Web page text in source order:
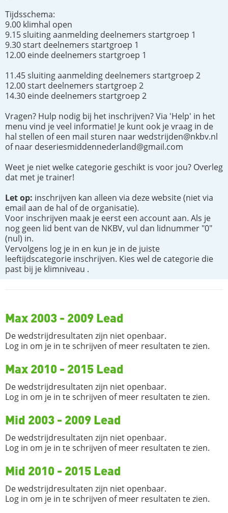
Tijdsschema:
9.00 klimhal open
9.15 sluiting aanmelding deelnemers startgroep 1
9.30 start deelnemers startgroep 1
12.00 einde deelnemers startgroep 1
11.45 sluiting aanmelding deelnemers startgroep 2
12.00 start deelnemers startgroep 2
14.30 einde deelnemers startgroep 2
Vragen? Hulp nodig bij het inschrijven? Via 'Help' in het
menu vind je veel informatie! Je kunt ook je vraag in de
hal stellen of een mail sturen naar wedstrijden@nkbv.nl
of naar deseriesmiddennederland@gmail.com
Weet je niet welke categorie geschikt is voor jou? Overleg
dat met je trainer!
Let op: inschrijven kan alleen via deze website (niet via
email aan de hal of de organisatie).
Voor inschrijven maak je eerst een account aan. Als je
nog geen lid bent van de NKBV, vul dan lidnummer "0"
(nul) in.
Vervolgens log je in en kun je in de juiste
leeftijdscategorie inschrijven. Kies wel de categorie die
past bij je klimniveau .
Max 2003 - 2009 Lead
De wedstrijdresultaten zijn niet openbaar.
Log in om je in te schrijven of meer resultaten te zien.
Max 2010 - 2015 Lead
De wedstrijdresultaten zijn niet openbaar.
Log in om je in te schrijven of meer resultaten te zien.
Mid 2003 - 2009 Lead
De wedstrijdresultaten zijn niet openbaar.
Log in om je in te schrijven of meer resultaten te zien.
Mid 2010 - 2015 Lead
De wedstrijdresultaten zijn niet openbaar.
Log in om je in te schrijven of meer resultaten te zien.